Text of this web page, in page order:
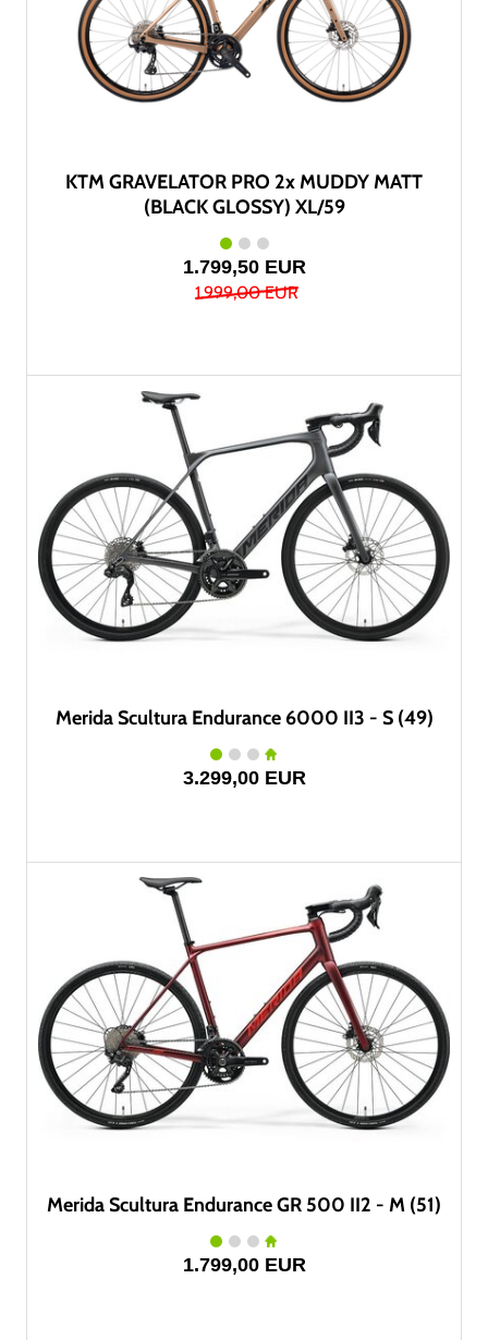
KTM GRAVELATOR PRO 2x MUDDY MATT
(BLACK GLOSSY) XL/59
1.799,50 EUR
1.999,00 EUR
Merida Scultura Endurance 6000 II3 - S (49)
3.299,00 EUR
Merida Scultura Endurance GR 500 II2 - M (51)
1.799,00 EUR